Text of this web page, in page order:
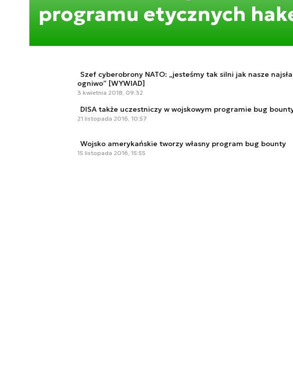
programu etycznych
Szef cyberobrony NATO: „jesteśmy tak silni jak nasze
ogniwo” [WYWIAD]
3 kwietnia 2018, 09:32
DISA także uczestniczy w wojskowym programie bug
21 listopada 2016, 10:57
Wojsko amerykańskie tworzy własny program bug bounty
15 listopada 2016, 15:55